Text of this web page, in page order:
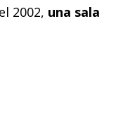
2002, una sala